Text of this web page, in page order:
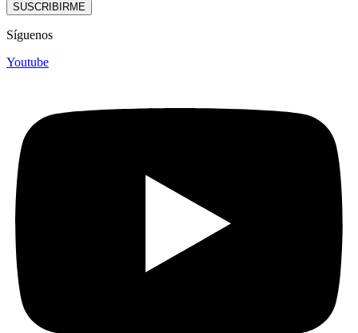
SUSCRIBIRME
Síguenos
Youtube